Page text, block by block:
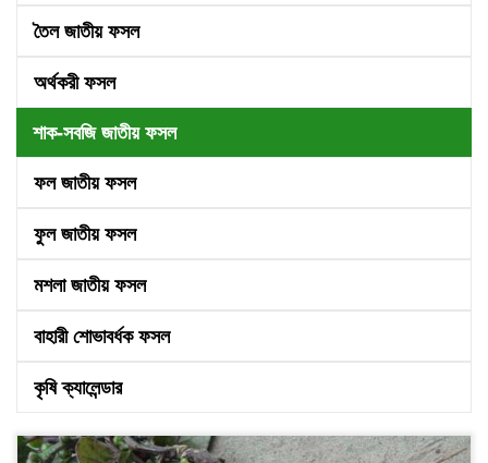
তৈল জাতীয় ফসল
অর্থকরী ফসল
শাক-সবজি জাতীয় ফসল
ফল জাতীয় ফসল
ফুল জাতীয় ফসল
মশলা জাতীয় ফসল
বাহারী শোভাবর্ধক ফসল
কৃষি ক্যালেন্ডার